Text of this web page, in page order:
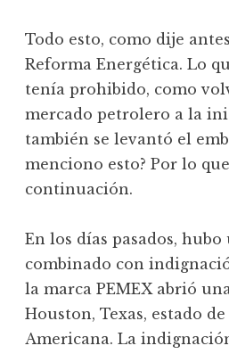
Todo esto, como dije
Reforma Energética. Lo
tenía prohibido, como
mercado petrolero a la
también se levantó el
menciono esto? Por lo
continuación.
En los días pasados,
combinado con
la marca PEMEX abrió
Houston, Texas, estado
Americana. La